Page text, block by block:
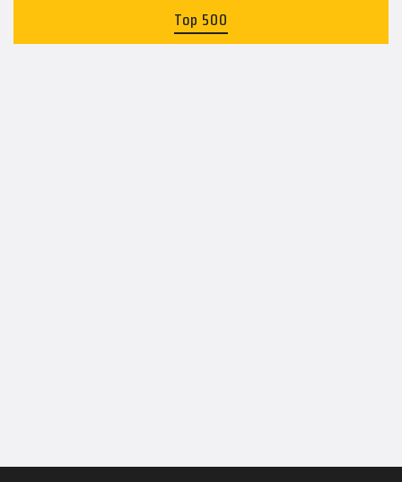
Top 500